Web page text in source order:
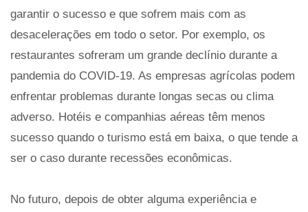
garantir o sucesso e que sofrem mais com as
desacelerações em todo o setor. Por exemplo, os
restaurantes sofreram um grande declínio durante a
pandemia do COVID-19. As empresas agrícolas podem
enfrentar problemas durante longas secas ou clima
adverso. Hotéis e companhias aéreas têm menos
sucesso quando o turismo está em baixa, o que tende a
ser o caso durante recessões econômicas.
No futuro, depois de obter alguma experiência e